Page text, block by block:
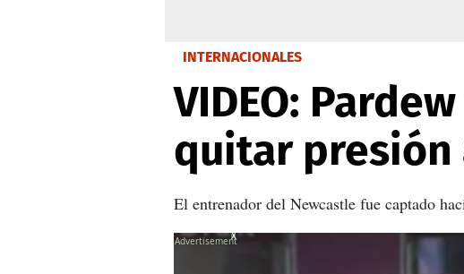
INTERNACIONALES
VIDEO:
quitar presión
El entrenador del Newcastle fue captado
X